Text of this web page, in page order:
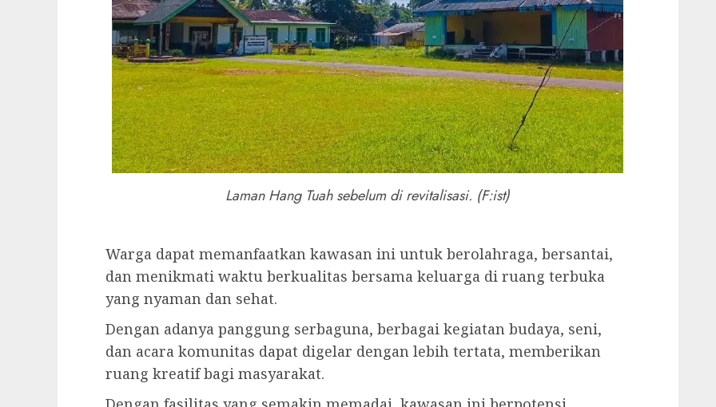
Laman Hang Tuah sebelum di revitalisasi. (F:ist)
Warga dapat memanfaatkan kawasan ini untuk berolahraga, bersantai,
dan menikmati waktu berkualitas bersama keluarga di ruang terbuka
yang nyaman dan sehat.
Dengan adanya panggung serbaguna, berbagai kegiatan budaya, seni,
dan acara komunitas dapat digelar dengan lebih tertata, memberikan
ruang kreatif bagi masyarakat.